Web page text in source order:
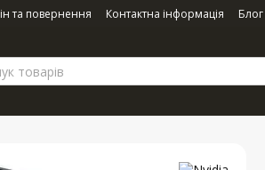
та повернення Контактна інформація Блог